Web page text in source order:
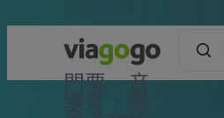
門票 - 音